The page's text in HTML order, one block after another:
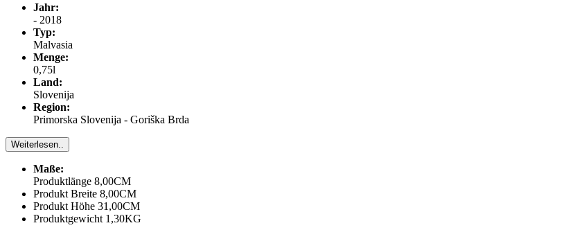
Jahr:
- 2018
Typ:
Malvasia
Menge:
0,75l
Land:
Slovenija
Region:
Primorska Slovenija - Goriška Brda
Weiterlesen..
Maße:
Produktlänge 8,00CM
Produkt Breite 8,00CM
Produkt Höhe 31,00CM
Produktgewicht 1,30KG